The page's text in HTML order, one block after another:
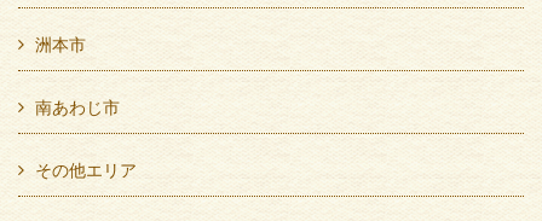
洲本市
南あわじ市
その他エリア